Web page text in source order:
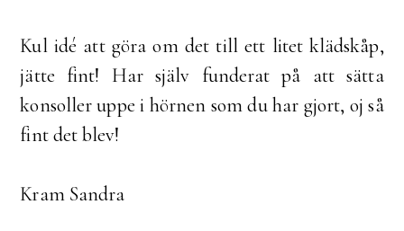
Kul idé att göra om det till ett litet klädskåp,
jätte fint! Har själv funderat på att sätta
konsoller uppe i hörnen som du har gjort, oj så
fint det blev!
Kram Sandra